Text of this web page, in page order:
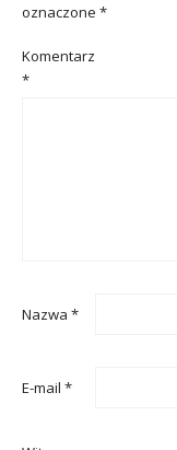
oznaczone *
Komentarz
*
Nazwa *
E-mail *